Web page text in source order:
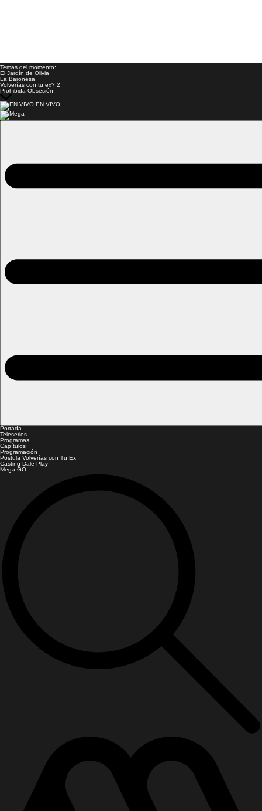
Temas del momento:
El Jardín de Olivia
La Baronesa
Volverías con tu ex? 2
Prohibida Obsesión
EN VIVO
Portada
Teleseries
Programas
Capítulos
Programación
Postula Volverías con Tu Ex
Casting Dale Play
Mega GO